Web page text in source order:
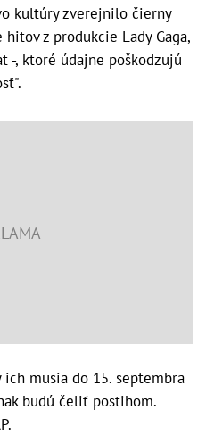
kultúry zverejnilo čierny
z produkcie Lady Gaga,
-, ktoré údajne poškodzujú
musia do 15. septembra
budú čeliť postihom.